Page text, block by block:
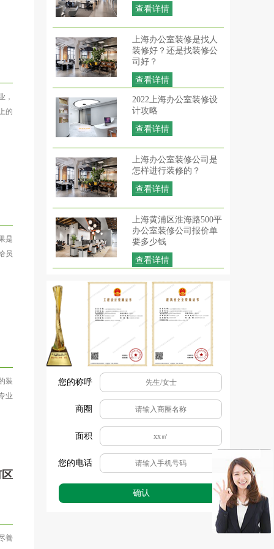
查看详情
上海办公室装修是找人
装修好？还是找装修公
司好？
查看详情
2022上海办公室装修设
计攻略
查看详情
上海办公室装修公司是
怎样进行装修的？
查看详情
上海黄浦区淮海路500平
办公室装修公司报价单
要多少钱
查看详情
您的称呼
商圈
面积
您的电话
确认
，
的
是
员
装
业
善